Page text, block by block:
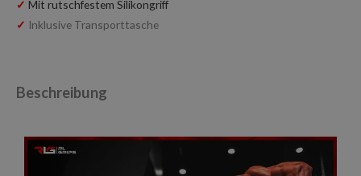
✓ Mit rutschfestem Silikongriff
✓ Inklusive Transporttasche
Beschreibung